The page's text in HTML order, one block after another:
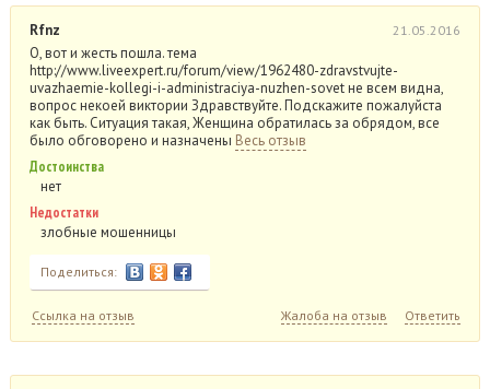
Rfnz 21.05.2016
О, вот и жесть пошла. тема
http://www.liveexpert.ru/forum/view/1962480-zdravstvujte-
uvazhaemie-kollegi-i-administraciya-nuzhen-sovet не всем видна,
вопрос некоей виктории Здравствуйте. Подскажите пожалуйста
как быть. Ситуация такая, Женщина обратилась за обрядом, все
было обговорено и назначены Весь отзыв
Достоинства
нет
Недостатки
злобные мошенницы
Поделиться:
Ссылка на отзыв Жалоба на отзыв Ответить